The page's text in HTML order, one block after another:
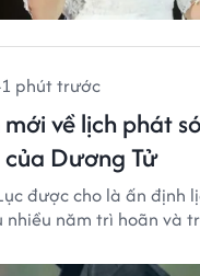
phút trước
về lịch phát
của Dương Tử
được cho là ấn định
nhiều năm trì hoãn và